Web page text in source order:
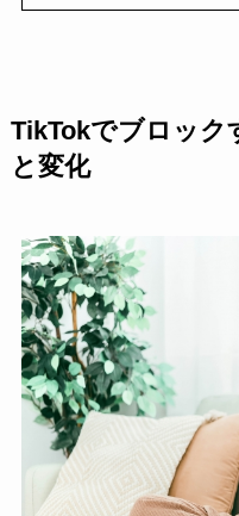
TikTokでブロック
と変化